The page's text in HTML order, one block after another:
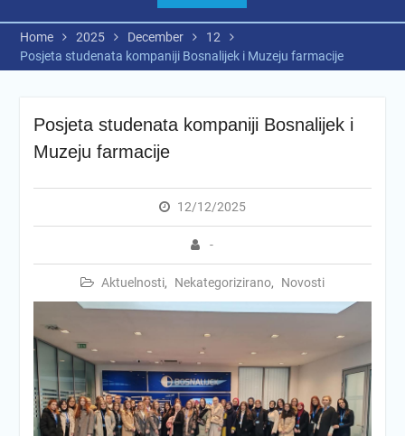
Home 2025 December
12
Posjeta studenata kompaniji Bosnalijek i Muzeju farmacije
Posjeta studenata kompaniji Bosnalijek i
Muzeju farmacije
12/12/2025
-
Aktuelnosti, Nekategorizirano, Novosti